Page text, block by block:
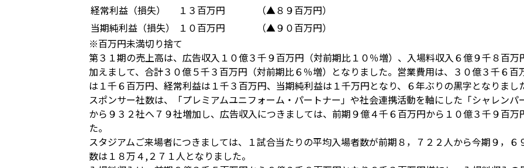
経常利益（損失）
１３百万円
（▲８９百万円）
当期純利益（損失）
１０百万円
（▲９０百万円）
※百万円未満切り捨て
第３１期の売上高は、広告収入１０億３千９百万円（対前期比１０％増）、入場料収入６億９千８百
加えまして、合計３０億５千３百万円（対前期比６％増）となりました。営業費用は、３０億３千６
は１千６百万円、経常利益は１千３百万円、当期純利益は１千万円となり、６年ぶりの黒字となりまし
スポンサー社数は、「プレミアムユニフォーム・パートナー」や社会連携活動を軸にした「シャレン
から９３２社へ７９社増加し、広告収入につきましては、前期９億４千６百万円から１０億３千９百
た。
スタジアムご来場者につきましては、１試合当たりの平均入場者数が前期８，７２２人から今期９，
数は１８万４,２７１人となりました。